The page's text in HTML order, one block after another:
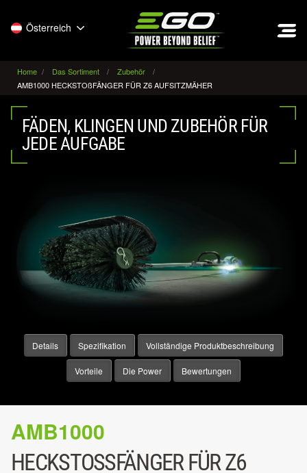
Österreich
Home Das Sortiment
Zubehör
AMB1000 HECKSTOßFÄNGER FÜR Z6 AUFSITZMÄHER
FÄDEN, KLINGEN UND ZUBEHÖR FÜR
JEDE AUFGABE
Details Spezifikation Vollständige Produktbeschreibung
Vorteile Die Power Bewertungen
AMB1000
HECKSTOSSFÄNGER FÜR Z6 A